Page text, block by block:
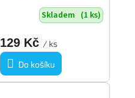
Skladem (1 ks)
129 Kč / ks
Do košíku